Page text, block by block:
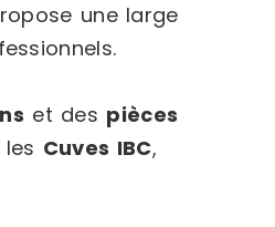
une large
et des pièces
Cuves IBC,